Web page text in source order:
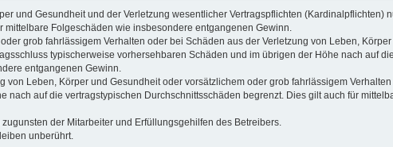
und Gesundheit und der Verletzung wesentlicher Vertragspflichten (Kardinalpflichten)
Folgeschäden wie insbesondere entgangenen Gewinn.
grob fahrlässigem Verhalten oder bei Schäden aus der Verletzung von Leben,
typischerweise vorhersehbaren Schäden und im übrigen der Höhe nach auf
entgangenen Gewinn.
Leben, Körper und Gesundheit oder vorsätzlichem oder grob fahrlässigem
auf die vertragstypischen Durchschnittsschäden begrenzt. Dies gilt auch für
der Mitarbeiter und Erfüllungsgehilfen des Betreibers.
unberührt.